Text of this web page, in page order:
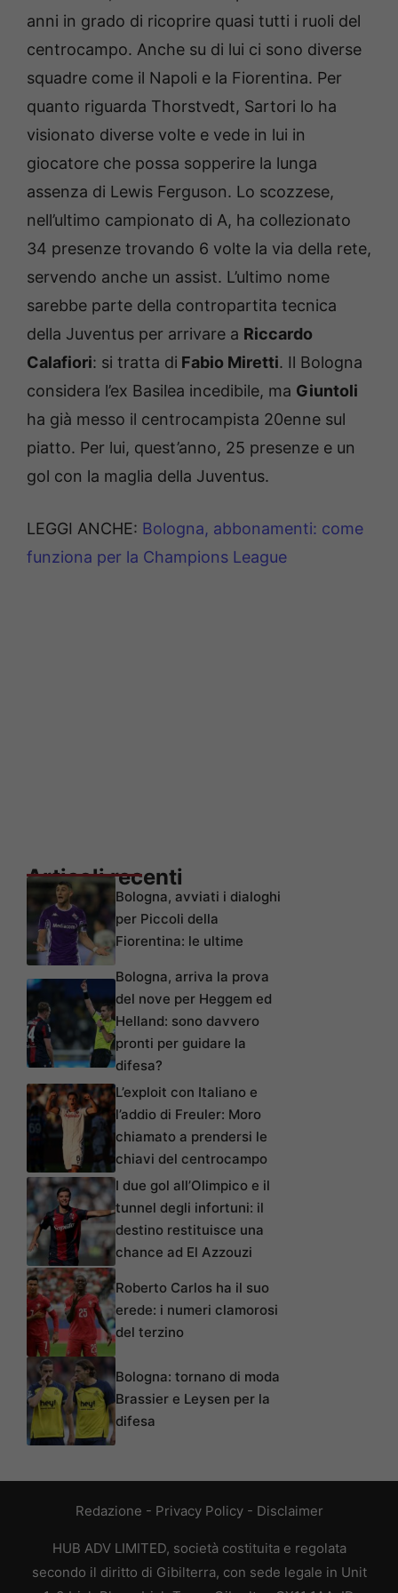
anni in grado di ricoprire quasi tutti i ruoli del
centrocampo. Anche su di lui ci sono diverse
squadre come il Napoli e la Fiorentina. Per
quanto riguarda Thorstvedt, Sartori lo ha
visionato diverse volte e vede in lui in
giocatore che possa sopperire la lunga
assenza di Lewis Ferguson. Lo scozzese,
nell’ultimo campionato di A, ha collezionato
34 presenze trovando 6 volte la via della rete,
servendo anche un assist. L’ultimo nome
sarebbe parte della contropartita tecnica
della Juventus per arrivare a Riccardo
Calafiori: si tratta di Fabio Miretti. Il Bologna
considera l’ex Basilea incedibile, ma Giuntoli
ha già messo il centrocampista 20enne sul
piatto. Per lui, quest’anno, 25 presenze e un
gol con la maglia della Juventus.
LEGGI ANCHE: Bologna, abbonamenti: come
funziona per la Champions League
Articoli recenti
Bologna, avviati i dialoghi
per Piccoli della
Fiorentina: le ultime
Bologna, arriva la prova
del nove per Heggem ed
Helland: sono davvero
pronti per guidare la
difesa?
L’exploit con Italiano e
l’addio di Freuler: Moro
chiamato a prendersi le
chiavi del centrocampo
I due gol all’Olimpico e il
tunnel degli infortuni: il
destino restituisce una
chance ad El Azzouzi
Roberto Carlos ha il suo
erede: i numeri clamorosi
del terzino
Bologna: tornano di moda
Brassier e Leysen per la
difesa
Redazione - Privacy Policy- Disclaimer
HUB ADV LIMITED, società costituita e regolata
secondo il diritto di Gibilterra, con sede legale in Unit